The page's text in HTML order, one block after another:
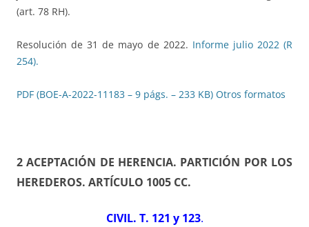
(art. 78 RH).
Resolución de 31 de mayo de 2022. Informe julio 2022 (R
254).
PDF (BOE-A-2022-11183 – 9 págs. – 233 KB) Otros formatos
2 ACEPTACIÓN DE HERENCIA. PARTICIÓN POR LOS
HEREDEROS. ARTÍCULO 1005 CC.
CIVIL. T. 121 y 123.